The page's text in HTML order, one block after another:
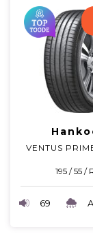
VENTUS
195 / 55 /
69 A